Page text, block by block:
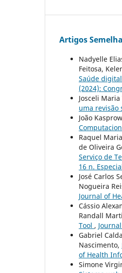
Artigos
Nadyelle
Feitosa,
Saúde
(2024):
Josceli
uma revisão
João
Raquel
de Oliveira
Serviço de
16 n.
José Carlos
Nogueira
Journal of
Cássio
Randall
Tool ,
Gabriel
Nascimento,
of Health
Simone